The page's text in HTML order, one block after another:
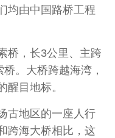
均由中国路桥工程
，长3公里、主跨
。大桥跨越海湾，
醒目地标。
地区的一座人行
跨海大桥相比，这